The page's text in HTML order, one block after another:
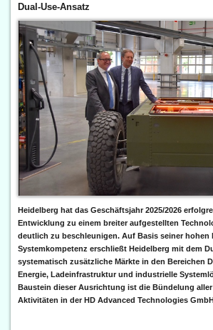
Dual-Use-Ansatz
Heidelberg hat das Geschäftsjahr 2025/2026
Entwicklung zu einem breiter aufgestellten
deutlich zu beschleunigen. Auf Basis seiner hohen
Systemkompetenz erschließt Heidelberg mit dem
systematisch zusätzliche Märkte in den Bereichen
Energie, Ladeinfrastruktur und industrielle
Baustein dieser Ausrichtung ist die Bündelung
Aktivitäten in der HD Advanced Technologies